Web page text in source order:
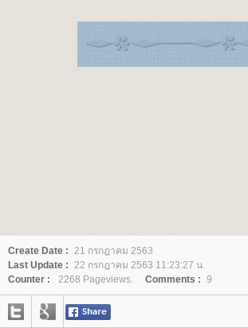
Create Date :
21 กรกฎาคม 2563
Last Update :
22 กรกฎาคม 2563 11:23:27 น.
Counter :
2268 Pageviews. Comments : 9